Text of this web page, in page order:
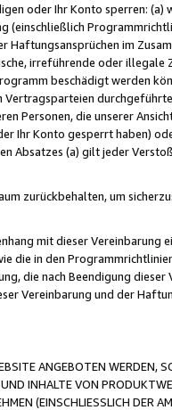
oder Ihr Konto sperren: (a)
(einschließlich
Haftungsansprüchen im
irreführende oder illegale
beschädigt werden
Vertragsparteien
Personen, die unserer
Ihr Konto gesperrt haben)
Absatzes (a) gilt jeder
zurückbehalten, um
mit dieser Vereinbarung
die in den
die nach Beendigung
Vereinbarung und der
ANGEBOTEN WERDEN,
INHALTE VON
(EINSCHLIESSLICH DER